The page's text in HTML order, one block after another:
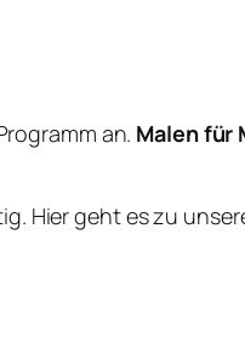
an. Malen für
Hier geht es zu